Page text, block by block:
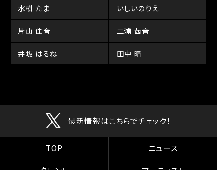
水樹 たま いしいのりえ
片山 佳音 三浦 茜音
井坂 はるね 田中 晴
最新情報はこちらでチェック！
TOP
ニュース